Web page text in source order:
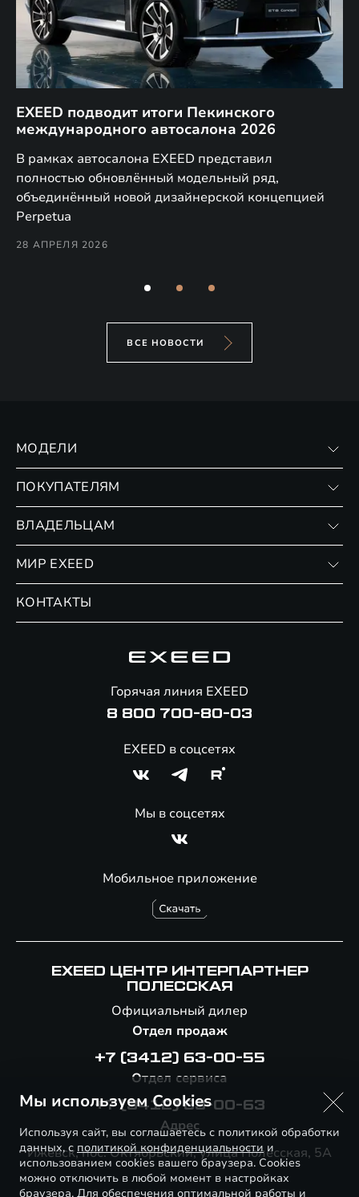
EXEED подводит итоги Пекинского
международного автосалона 2026
В рамках автосалона EXEED представил
полностью обновлённый модельный ряд,
объединённый новой дизайнерской концепцией
Perpetua
28 АПРЕЛЯ 2026
ВСЕ НОВОСТИ
МОДЕЛИ
ПОКУПАТЕЛЯМ
Страхование
ВЛАДЕЛЬЦАМ
Сервис
Помощь на дорогах
МИР EXEED
КОНТАКТЫ
Мобильное приложение
Горячая линия EXEED
8 800 700-80-03
EXEED в соцсетях
Мы в соцсетях
EXEED ЦЕНТР ИНТЕРПАРТНЕР
ПОЛЕССКАЯ
Официальный дилер
Отдел продаж
+7 (3412) 63-00-55
Отдел сервиса
+7 (3412) 63-00-63
Адрес
Ижевск, пос. Октябрьский, улица Полесская, 5А
Мы используем Cookies
Используя сайт, вы соглашаетесь с политикой обработки
данных, с политикой конфиденциальностии
использованием cookies вашего браузера. Cookies
можно отключить в любой момент в настройках
браузера. Для обеспечения оптимальной работы и